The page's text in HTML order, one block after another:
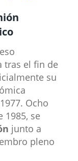
tras el fin de
su
Ocho
1985, se
junto a
pleno